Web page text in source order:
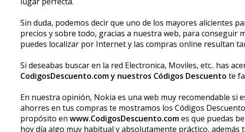
Sin duda, podemos decir que uno de los mayores alicientes
precios y sobre todo, gracias a nuestra web, para conseguir
puedes localizar por Internet y las compras online resultan
Si deseabas buscar en la red Electronica, Moviles, etc.. has
CodigosDescuento.com y nuestros Códigos Descuento te
En nuestra opinión, Nokia es una web muy recomendable si
ahorres en tus compras te mostramos los Códigos
propósito en www.CodigosDescuento.comes que puedas
hoy día algo muy habitual y absolutamente práctico,